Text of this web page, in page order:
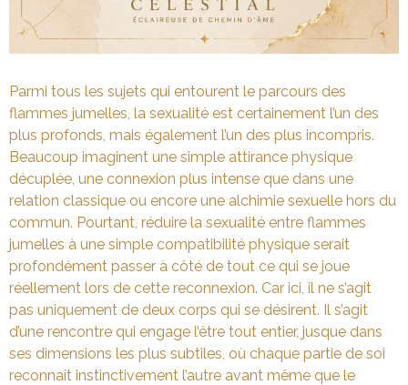
Parmi tous les sujets qui entourent le parcours des
flammes jumelles, la sexualité est certainement l’un des
plus profonds, mais également l’un des plus incompris.
Beaucoup imaginent une simple attirance physique
décuplée, une connexion plus intense que dans une
relation classique ou encore une alchimie sexuelle hors du
commun. Pourtant, réduire la sexualité entre flammes
jumelles à une simple compatibilité physique serait
profondément passer à côté de tout ce qui se joue
réellement lors de cette reconnexion. Car ici, il ne s’agit
pas uniquement de deux corps qui se désirent. Il s’agit
d’une rencontre qui engage l’être tout entier, jusque dans
ses dimensions les plus subtiles, où chaque partie de soi
reconnaît instinctivement l’autre avant même que le